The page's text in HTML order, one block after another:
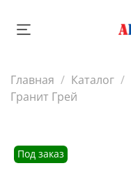
Главная Каталог
Гранит Грей
Под заказ